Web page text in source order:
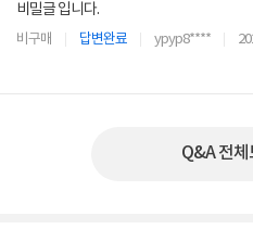
비밀글 입니다.
비구매 답변완료 ypyp8****
Q&A 전체